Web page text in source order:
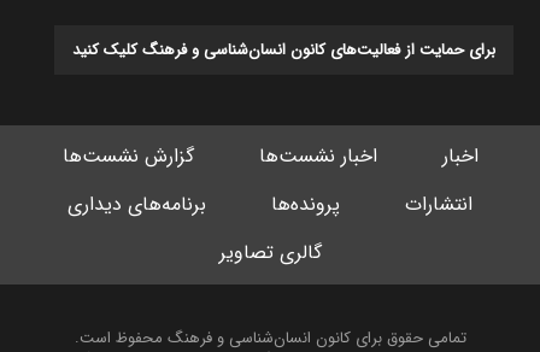
برای حمایت از فعالیت‌های کانون انسان‌شناسی و فرهنگ کلیک کنید
اخبار اخبار نشست‌ها
گزارش نشست‌ها
انتشارات
پرونده‌ها
برنامه‌های دیداری
گالری تصاویر
تمامی حقوق برای کانون انسان‌شناسی و فرهنگ محفوظ است.